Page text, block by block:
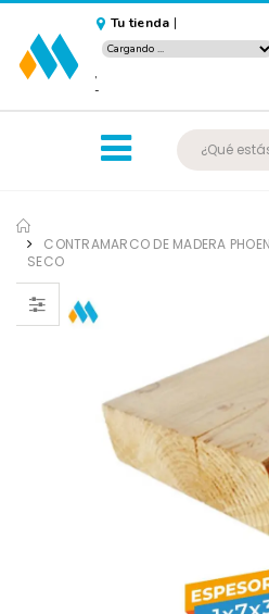
Tu tienda |
,
-
CONTRAMARCO DE MADERA
SECO